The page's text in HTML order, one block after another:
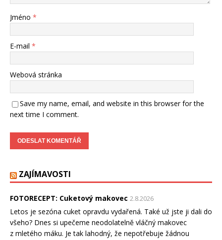
Jméno *
E-mail *
Webová stránka
Save my name, email, and website in this browser for the
next time I comment.
ZAJÍMAVOSTI
FOTORECEPT: Cuketový makovec 2.8.2026
Letos je sezóna cuket opravdu vydařená. Také už jste ji dali do
všeho? Dnes si upečeme neodolatelně vláčný makovec
z mletého máku. Je tak lahodný, že nepotřebuje žádnou